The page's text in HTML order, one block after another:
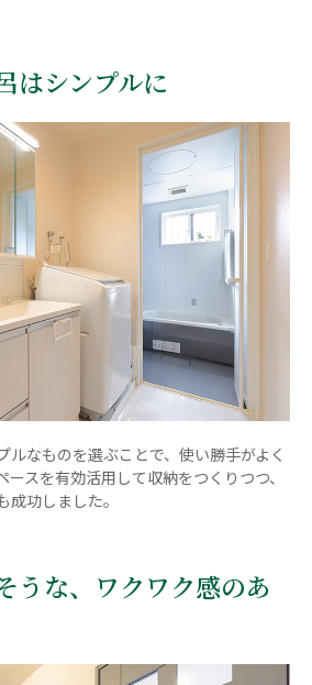
はシンプルに
ルなものを選ぶことで、使い勝手がよく
スを有効活用して収納をつくりつつ、
功しました。
うな、ワクワク感のあ